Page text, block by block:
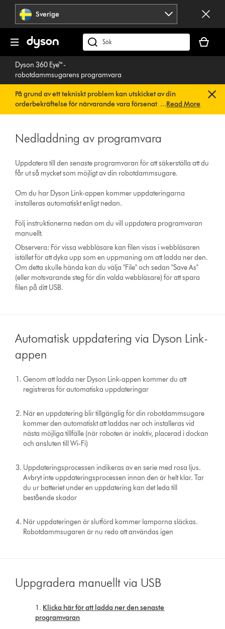
Hoppa
navigering
Sverige
Sök
på
är
tom
Dyson 360 Eye™-
robotdammsugarens programvara
På grund av ett tekniskt problem kan utskicket av din
orderbekräftelse för närvarande vara försenat. Vi arbetar
redan på en snabb lösning.Du behöver inte göra någonting.
automatiskt.
...Read More
Nedladdning av programvara
Uppdatera till den senaste programvaran för att säkerställa att du
får ut så mycket som möjligt av din robotdammsugare.
Om du har Dyson Link-appen kommer uppdateringarna
installeras automatiskt enligt nedan.
Följ instruktionerna nedan om du vill uppdatera programvaran
manuellt.
Observera: För vissa webbläsare kan filen visas i webbläsaren
istället för att dyka upp som en uppmaning om att ladda ner den.
Om detta skulle hända kan du välja "File" och sedan "Save As"
(eller motsvarande steg för din valda webbläsare) för att spara
filen på ditt USB.
Automatisk uppdatering via Dyson Link-
appen
Genom att ladda ner Dyson Link-appen kommer du att
registreras för automatiska uppdateringar
När en uppdatering blir tillgänglig för din robotdammsugare
kommer den automatiskt att laddas ner och installeras vid
nästa möjliga tillfälle (när roboten är inaktiv, placerad i dockan
och ansluten till Wi-Fi)
Uppdateringsprocessen indikeras av en serie med rosa ljus.
Avbryt inte uppdateringsprocessen innan den är helt klar. Tar
du ur batteriet under en uppdatering kan det leda till
bestående skador
När uppdateringen är slutförd kommer lamporna släckas.
Robotdammsugaren är nu redo att användas igen
Uppgradera manuellt via USB
1. Klicka här för att ladda ner den senaste
programvaran